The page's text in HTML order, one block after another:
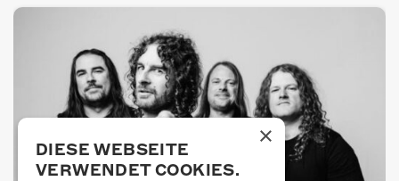
×
DIESE WEBSEITE
VERWENDET COOKIES.